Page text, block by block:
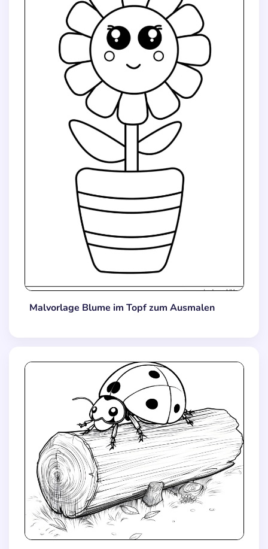
Malvorlage Blume im Topf zum Ausmalen